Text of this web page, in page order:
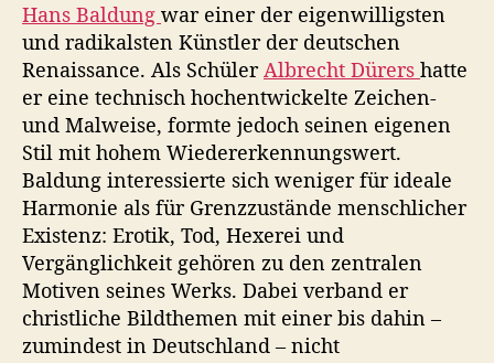
Hans Baldung war einer der eigenwilligsten
und radikalsten Künstler der deutschen
Renaissance. Als SchülerAlbrecht Dürers hatte
er eine technisch hochentwickelte Zeichen-
und Malweise, formte jedoch seinen eigenen
Stil mit hohem Wiedererkennungswert.
Baldung interessierte sich weniger für ideale
Harmonie als für Grenzzustände menschlicher
Existenz: Erotik, Tod, Hexerei und
Vergänglichkeit gehören zu den zentralen
Motiven seines Werks. Dabei verband er
christliche Bildthemen mit einer bis dahin –
zumindest in Deutschland – nicht